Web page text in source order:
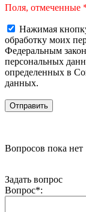
Поля, отмеченные
Нажимая
обработку моих
Федеральным
персональных
определенных в
данных.
Вопросов пока нет
Задать вопрос
Вопрос*: